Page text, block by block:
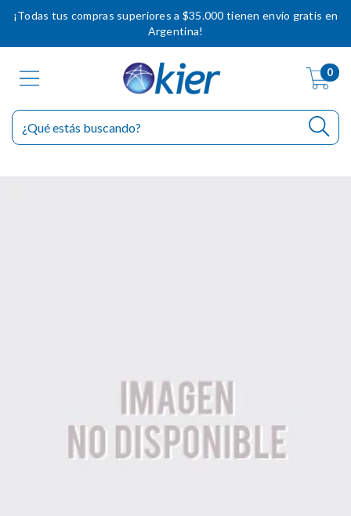
¡Todas tus compras superiores a $35.000 tienen envío gratis en
Argentina!
0